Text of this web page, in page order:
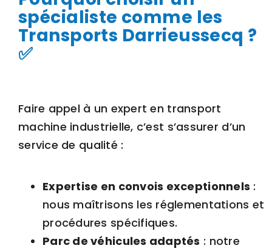
spécialiste comme les
Transports Darrieussecq ?
✅
Faire appel à un expert en transport
machine industrielle, c’est s’assurer d’un
service de qualité :
Expertise en convois exceptionnels :
nous maîtrisons les réglementations et
procédures spécifiques.
Parc de véhicules adaptés : notre